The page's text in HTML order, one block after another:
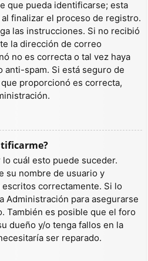
que pueda identificarse; esta
finalizar el proceso de registro.
las instrucciones. Si no recibió
la dirección de correo
no es correcta o tal vez haya
anti-spam. Si está seguro de
proporcionó es correcta,
cuál esto puede suceder.
su nombre de usuario y
correctamente. Si lo
Administración para asegurarse
También es posible que el foro
dueño y/o tenga fallos en la
ser reparado.